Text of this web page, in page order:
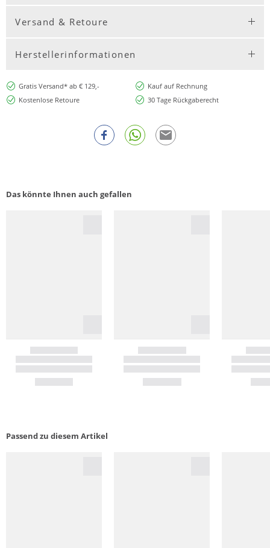
Versand & Retoure
Herstellerinformationen
Gratis Versand* ab € 129,-
Kauf auf Rechnung
Kostenlose Retoure
30 Tage Rückgaberecht
Das könnte Ihnen auch gefallen
Passend zu diesem Artikel